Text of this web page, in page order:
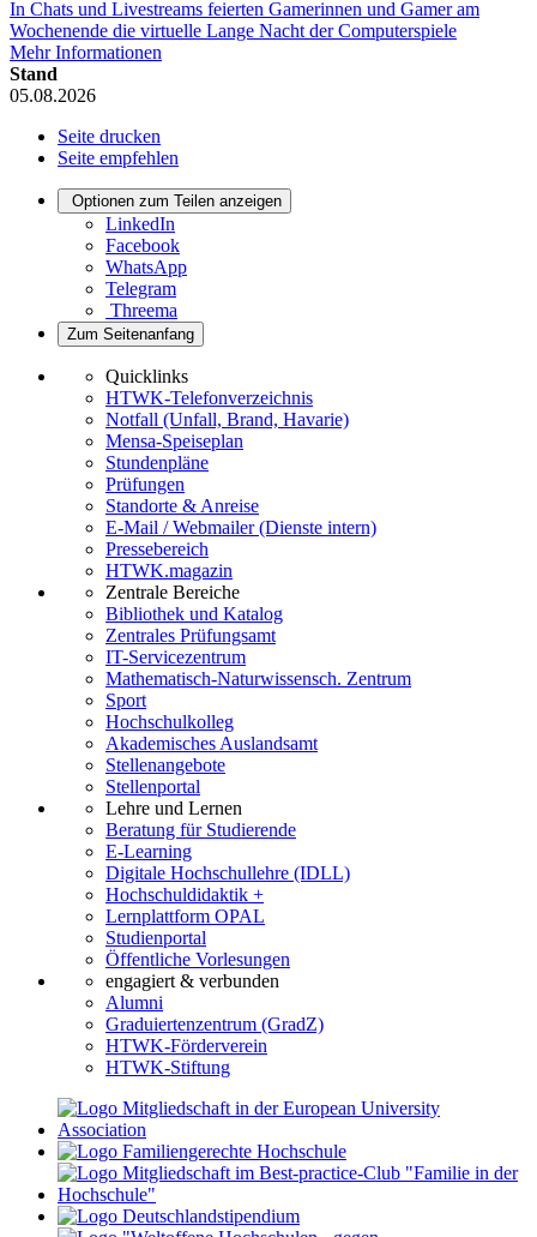
In Chats und Livestreams feierten Gamerinnen und Gamer am
Wochenende die virtuelle Lange Nacht der Computerspiele
Mehr Informationen
Stand
05.08.2026
Seite drucken
Seite empfehlen
Optionen zum Teilen anzeigen
LinkedIn
Facebook
WhatsApp
Telegram
Threema
Zum Seitenanfang
Quicklinks
HTWK-Telefonverzeichnis
Notfall (Unfall, Brand, Havarie)
Mensa-Speiseplan
Stundenpläne
Prüfungen
Standorte & Anreise
E-Mail / Webmailer (Dienste intern)
Pressebereich
HTWK.magazin
Zentrale Bereiche
Bibliothek und Katalog
Zentrales Prüfungsamt
IT-Servicezentrum
Mathematisch-Naturwissensch. Zentrum
Sport
Hochschulkolleg
Akademisches Auslandsamt
Stellenangebote
Stellenportal
Lehre und Lernen
Beratung für Studierende
E-Learning
Digitale Hochschullehre (IDLL)
Hochschuldidaktik +
Lernplattform OPAL
Studienportal
Öffentliche Vorlesungen
engagiert & verbunden
Alumni
Graduiertenzentrum (GradZ)
HTWK-Förderverein
HTWK-Stiftung